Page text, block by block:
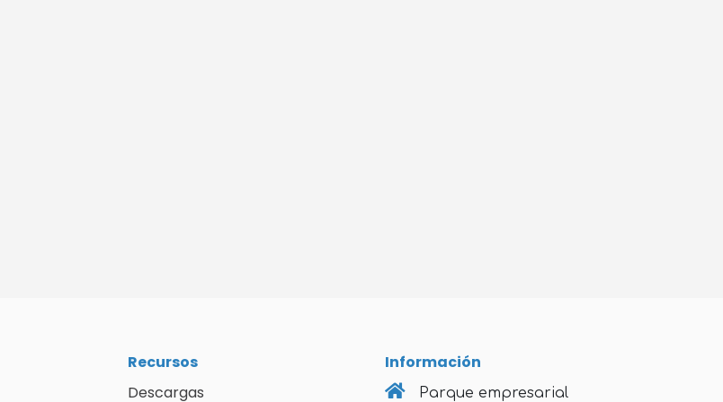
Recursos
Descargas
Información
Parque empresarial